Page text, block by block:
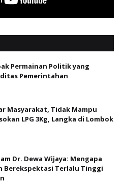
Permainan Politik yang
Pemerintahan
Masyarakat, Tidak Mampu
LPG 3Kg, Langka di Lombok
Dr. Dewa Wijaya: Mengapa
Berekspektasi Terlalu Tinggi